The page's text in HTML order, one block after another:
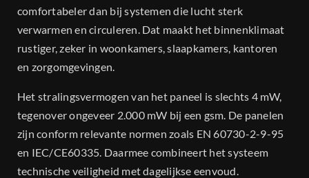
comfortabeler dan bij systemen die lucht sterk
verwarmen en circuleren. Dat maakt het binnenklimaat
rustiger, zeker in woonkamers, slaapkamers, kantoren
en zorgomgevingen.
Het stralingsvermogen van het paneel is slechts 4 mW,
tegenover ongeveer 2.000 mW bij een gsm. De panelen
zijn conform relevante normen zoals EN 60730-2-9-95
en IEC/CE60335. Daarmee combineert het systeem
technische veiligheid met dagelijkse eenvoud.